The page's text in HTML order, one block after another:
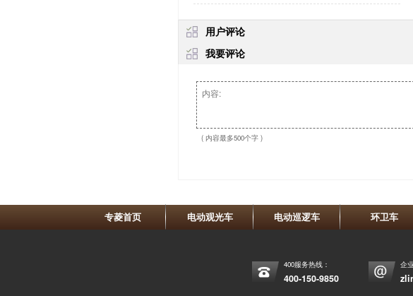
用户评论
我要评论
( 内容最多500个字 )
专菱首页 电动观光车 电动巡逻车 环卫车
400服务热线：
400-150-9850
企